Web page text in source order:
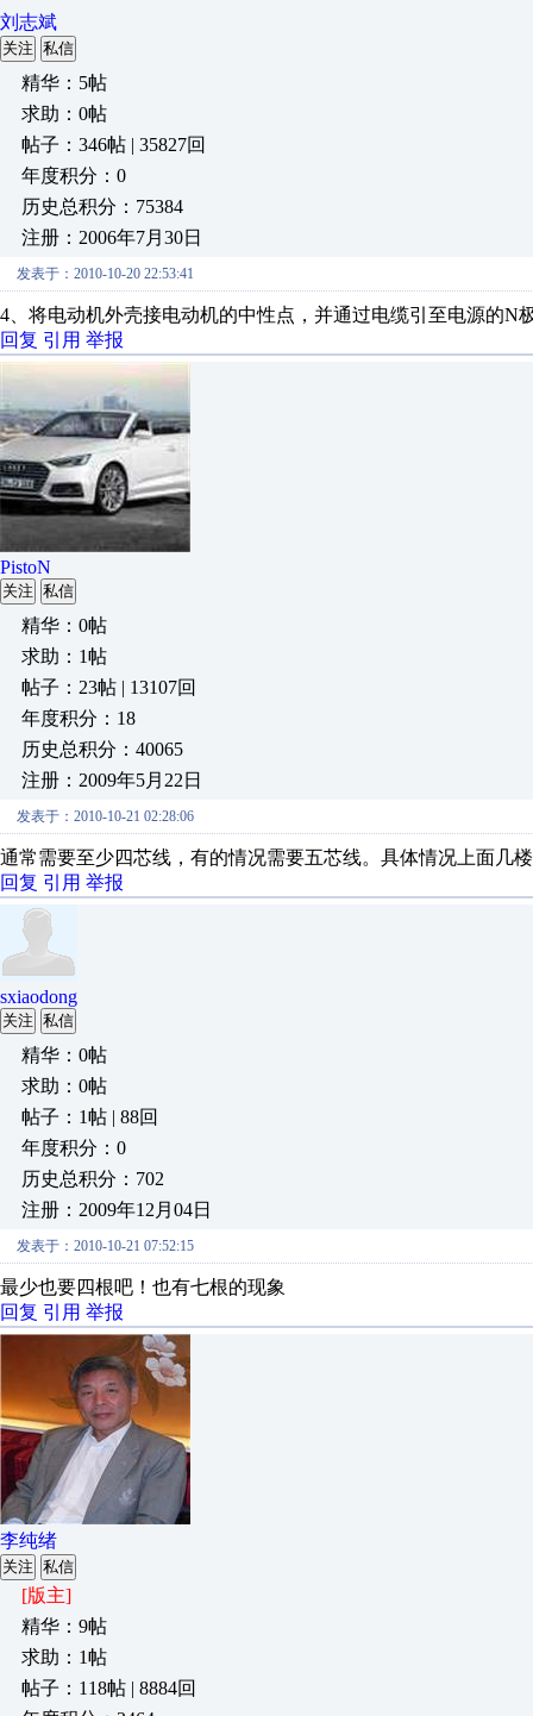
刘志斌
关注 私信
精华：5帖
求助：0帖
帖子：346帖 | 35827回
年度积分：0
历史总积分：75384
注册：2006年7月30日
发表于：2010-10-20 22:53:41
4、将电动机外壳接电动机的中性点，并通过电缆引至电源的N
回复 引用 举报
PistoN
关注 私信
精华：0帖
求助：1帖
帖子：23帖 | 13107回
年度积分：18
历史总积分：40065
注册：2009年5月22日
发表于：2010-10-21 02:28:06
通常需要至少四芯线，有的情况需要五芯线。具体情况上面几
回复 引用 举报
sxiaodong
关注 私信
精华：0帖
求助：0帖
帖子：1帖 | 88回
年度积分：0
历史总积分：702
注册：2009年12月04日
发表于：2010-10-21 07:52:15
最少也要四根吧！也有七根的现象
回复 引用 举报
李纯绪
关注 私信
[版主]
精华：9帖
求助：1帖
帖子：118帖 | 8884回